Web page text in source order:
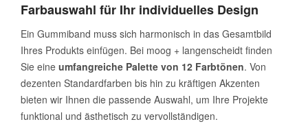
Farbauswahl für Ihr individuelles Design
Ein Gummiband muss sich harmonisch in das Gesamtbild
Ihres Produkts einfügen. Bei moog + langenscheidt finden
Sie eine umfangreiche Palette von 12 Farbtönen. Von
dezenten Standardfarben bis hin zu kräftigen Akzenten
bieten wir Ihnen die passende Auswahl, um Ihre Projekte
funktional und ästhetisch zu vervollständigen.